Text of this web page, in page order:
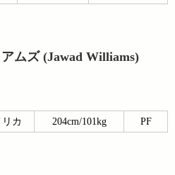
ムズ (Jawad Williams)
カ 204cm/101kg PF